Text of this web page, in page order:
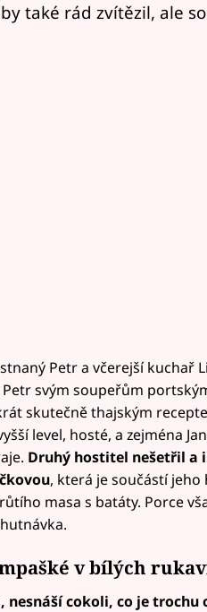
by také rád zvítězil, ale
Petr a včerejší kuchař
Petr svým soupeřům
skutečně thajským
level, hosté, a zejména
Druhý hostitel nešetřil a
, která je součástí jeho
masa s batáty. Porce
v bílých
cokoli, co je trochu